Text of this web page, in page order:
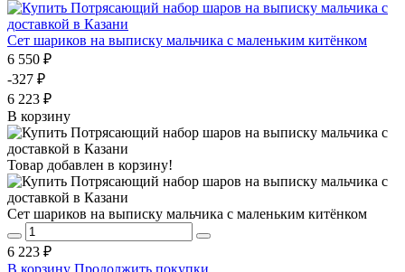
Сет шариков на выписку мальчика с маленьким китёнком
6 550 ₽
-327 ₽
6 223 ₽
В корзину
Товар добавлен в корзину!
Сет шариков на выписку мальчика с маленьким китёнком
6 223 ₽
В корзину Продолжить покупки